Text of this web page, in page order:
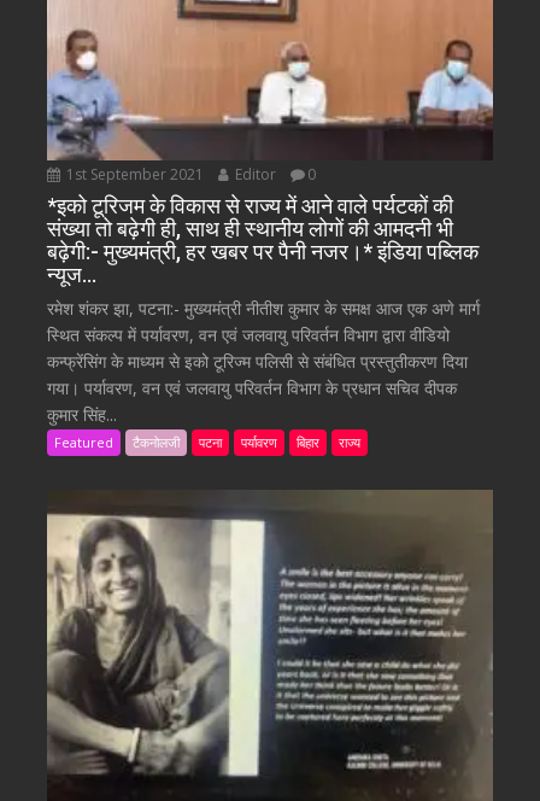
1st September 2021 Editor 0
*इको टूरिजम के विकास से राज्य में आने वाले पर्यटकों की
संख्या तो बढ़ेगी ही, साथ ही स्थानीय लोगों की आमदनी भी
बढ़ेगी:- मुख्यमंत्री, हर खबर पर पैनी नजर।* इंडिया पब्लिक
न्यूज…
रमेश शंकर झा, पटना:- मुख्यमंत्री नीतीश कुमार के समक्ष आज एक अणे मार्ग
स्थित संकल्प में पर्यावरण, वन एवं जलवायु परिवर्तन विभाग द्वारा वीडियो
कन्फ्रेंसिंग के माध्यम से इको टूरिज्म पलिसी से संबंधित प्रस्तुतीकरण दिया
गया। पर्यावरण, वन एवं जलवायु परिवर्तन विभाग के प्रधान सचिव दीपक
कुमार सिंह...
Featured टैकनोलजी पटना पर्यावरण बिहार राज्य